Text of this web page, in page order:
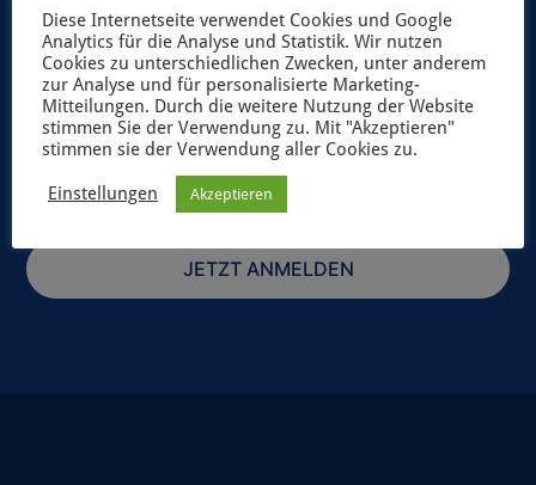
Dritte weiter. Weitere Informationen zum Newsletterversand
findest du in unsererDatenschutzerklärung.
JETZT ANMELDEN
Diese Internetseite verwendet Cookies und Google
Analytics für die Analyse und Statistik. Wir nutzen
Cookies zu unterschiedlichen Zwecken, unter anderem
zur Analyse und für personalisierte Marketing-
Mitteilungen. Durch die weitere Nutzung der Website
stimmen Sie der Verwendung zu. Mit "Akzeptieren"
stimmen sie der Verwendung aller Cookies zu.
Einstellungen Akzeptieren